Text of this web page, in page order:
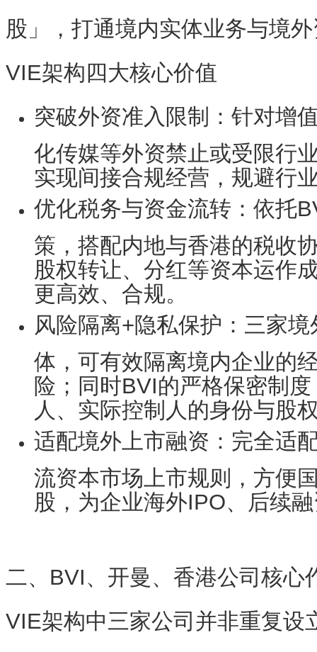
股」，打通境内实体业务与境
VIE架构四大核心价值
突破外资准入限制 ：针对增
化传媒等外资禁止或受限行
实现间接合规经营，规避行
优化税务与资金流转 ：依托
策，搭配内地与香港的税收
股权转让、分红等资本运作
更高效、合规。
风险隔离+隐私保护 ：三家
体，可有效隔离境内企业的
险；同时BVI的严格保密制
人、实际控制人的身份与股
适配境外上市融资 ：完全适
流资本市场上市规则，方便
股，为企业海外IPO、后续
二、BVI、开曼、香港公司核心
VIE架构中三家公司并非重复设